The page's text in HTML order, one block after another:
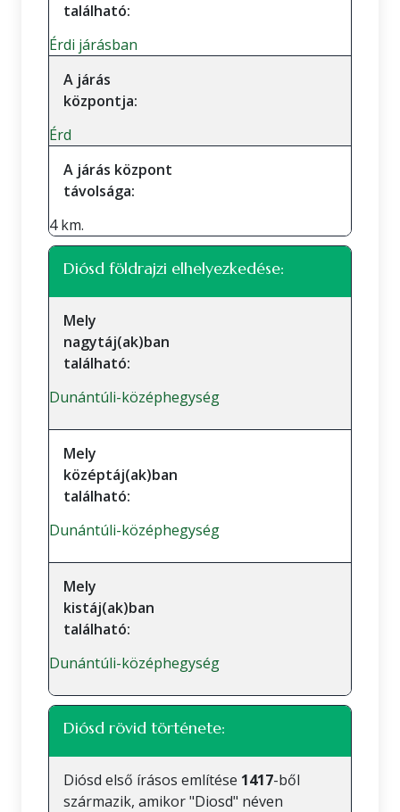
található:
Érdi járásban
A járás
központja:
Érd
A járás központ
távolsága:
4 km.
Diósd földrajzi elhelyezkedése:
Mely
nagytáj(ak)ban
található:
Dunántúli-középhegység
Mely
középtáj(ak)ban
található:
Dunántúli-középhegység
Mely
kistáj(ak)ban
található:
Dunántúli-középhegység
Diósd rövid története:
Diósd első írásos említése 1417-ből
származik, amikor "Diosd" néven